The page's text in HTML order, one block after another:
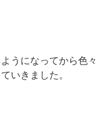
うになってから色々
いきました。